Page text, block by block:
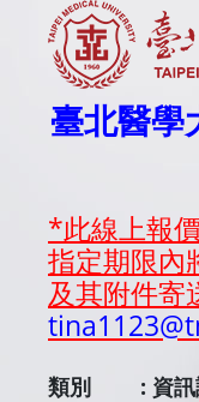
臺北醫學
*此線上報
指定期限內
及其附件寄
類別 : 資